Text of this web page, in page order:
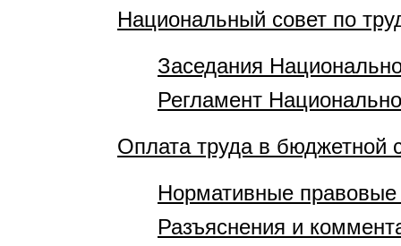
Национальный совет по
Заседания
Регламент
Оплата труда в бюджетной
Нормативные правовые
Разъяснения и